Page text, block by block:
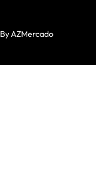
By AZMercado